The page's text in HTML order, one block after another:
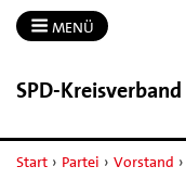
MENÜ
SPD-​
Start › Partei › Vorstand ›